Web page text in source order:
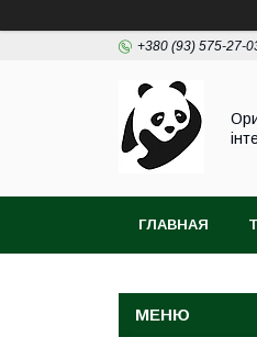
+380 (93) 575-27-
ГЛАВНАЯ